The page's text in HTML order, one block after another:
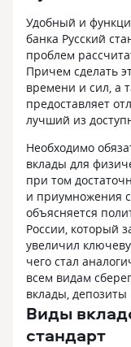
карта для
вклады везде
день! Я знаю на
ничего
при открытии
предупреждают!
Удобный и
банка Русский
проблем
Причем сделать
времени и сил, а
предоставляет
лучший из
Необходимо
вклады для
при том
и приумножения
объясняется
России, который
увеличил
чего стал
всем видам
вклады,
Виды
стандарт